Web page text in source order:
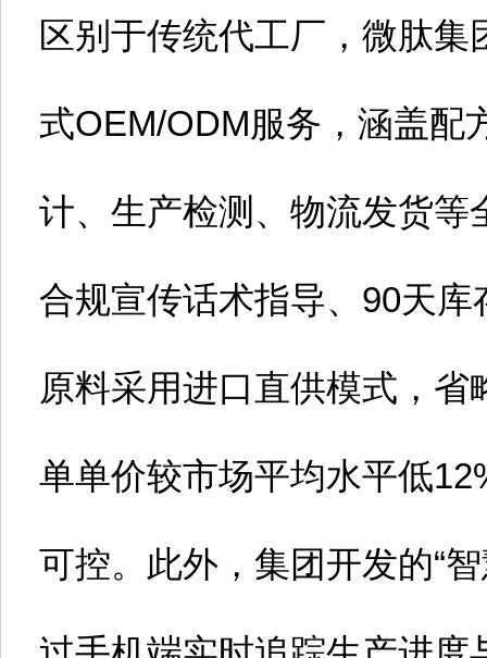
区别于传统代工厂，微肽集
式OEM/ODM服务，涵盖配
计、生产检测、物流发货
合规宣传话术指导、90天
原料采用进口直供模式，
单单价较市场平均水平低
可控。此外，集团开发的“